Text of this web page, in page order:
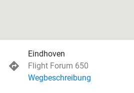
Eindhoven
Flight Forum 650
Wegbeschreibung